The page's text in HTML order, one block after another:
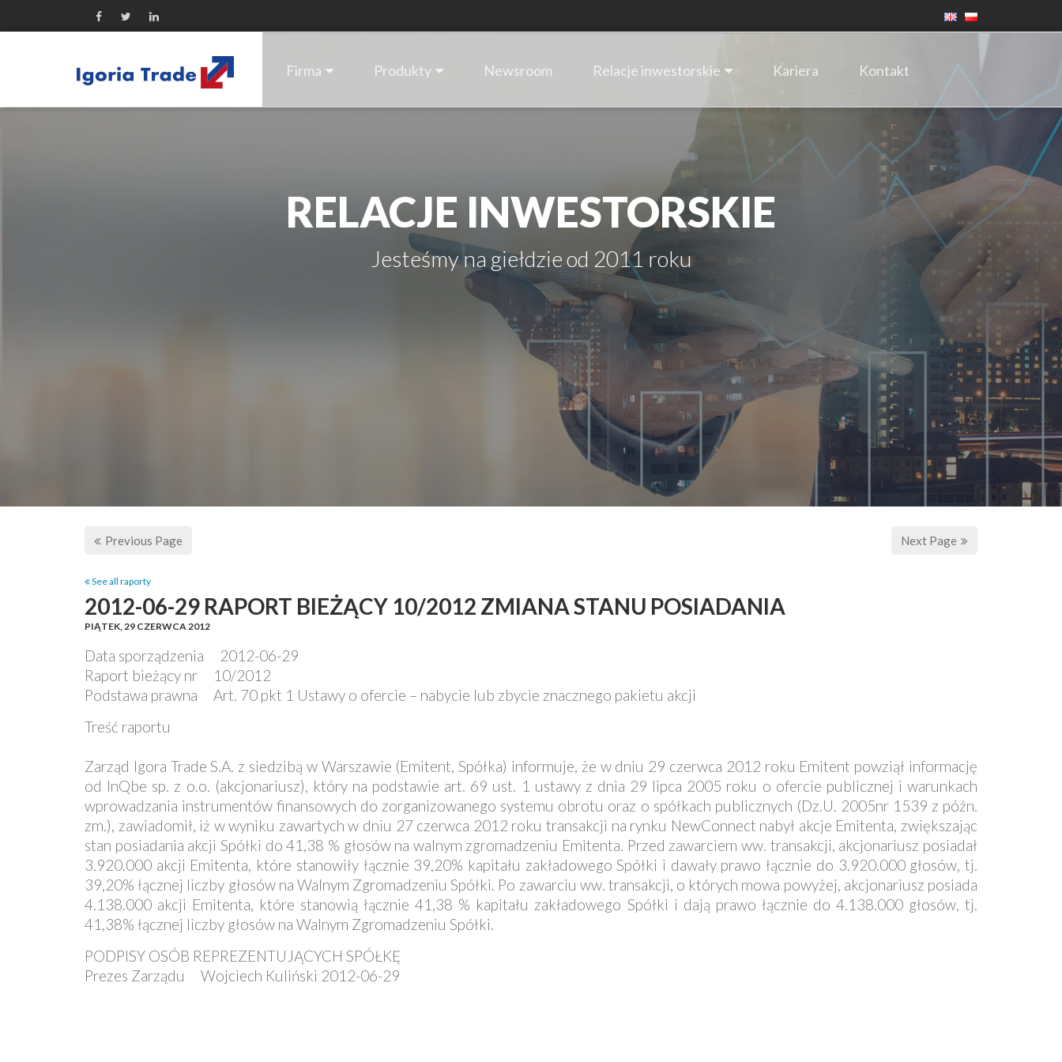
Firma Produkty Newsroom Relacje inwestorskie Kariera Kontakt
RELACJE INWESTORSKIE
Jesteśmy na giełdzie od 2011 roku
Previous Page Next Page
See all raporty
2012-06-29 RAPORT BIEŻĄCY 10/2012 ZMIANA STANU POSIADANIA
PIĄTEK,29 CZERWCA 2012
Data sporządzenia 2012-06-29
Raport bieżący nr 10/2012
Podstawa prawna Art. 70 pkt 1 Ustawy o ofercie – nabycie lub zbycie znacznego pakietu akcji
Treść raportu
Zarząd Igora Trade S.A. z siedzibą w Warszawie (Emitent, Spółka) informuje, że w dniu 29 czerwca 2012 roku Emitent powziął informację
od InQbe sp. z o.o. (akcjonariusz), który na podstawie art. 69 ust. 1 ustawy z dnia 29 lipca 2005 roku o ofercie publicznej i warunkach
wprowadzania instrumentów finansowych do zorganizowanego systemu obrotu oraz o spółkach publicznych (Dz.U. 2005nr 1539 z późn.
zm.), zawiadomił, iż w wyniku zawartych w dniu 27 czerwca 2012 roku transakcji na rynku NewConnect nabył akcje Emitenta, zwiększając
stan posiadania akcji Spółki do 41,38 % głosów na walnym zgromadzeniu Emitenta. Przed zawarciem ww. transakcji, akcjonariusz posiadał
3.920.000 akcji Emitenta, które stanowiły łącznie 39,20% kapitału zakładowego Spółki i dawały prawo łącznie do 3.920.000 głosów, tj.
39,20% łącznej liczby głosów na Walnym Zgromadzeniu Spółki. Po zawarciu ww. transakcji, o których mowa powyżej, akcjonariusz posiada
4.138.000 akcji Emitenta, które stanowią łącznie 41,38 % kapitału zakładowego Spółki i dają prawo łącznie do 4.138.000 głosów, tj.
41,38% łącznej liczby głosów na Walnym Zgromadzeniu Spółki.
PODPISY OSÓB REPREZENTUJĄCYCH SPÓŁKĘ
Prezes Zarządu Wojciech Kuliński 2012-06-29